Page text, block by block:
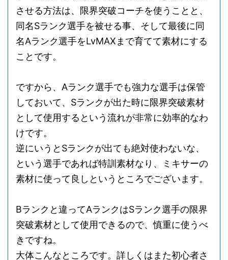
チームの主力でもあるSランク選手を限界突破
させる方法は、限界突破コーチを使うことと、
同名Sランク選手を被せる事、そして最後に同
名Aランク選手をLvMAXまで育てて素材にする
ですから、Aランク選手でも強力な選手は保管
しておいて、Sランクが出た時に限界突破素材
として使用するという流れが非常に効率的なわ
けです。
逆にいうとSランクが出ても絶対使わないな、
という選手であれば特訓素材なり、ミキサーの
Bランクと違ってAランクはSランク選手の限界
突破素材として使用できるので、慎重に使うべ
きですね。